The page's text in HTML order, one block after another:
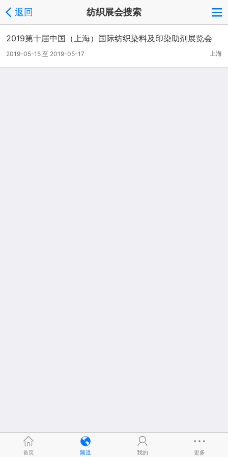
返回 纺织展会搜索
2019第十届中国（上海）国际纺织染料及印染助剂展览会
上海
2019-05-15 至 2019-05-17
首页 频道 我的 更多